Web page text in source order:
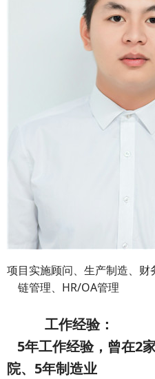
项目实施顾问、生产制造、财
链管理、HR/OA管理
工作经验：
5年工作经验，曾在2
院、5年制造业